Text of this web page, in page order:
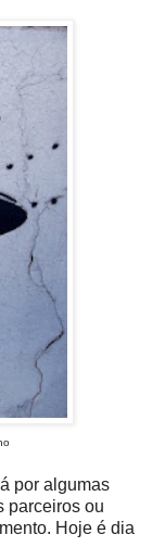
por algumas
parceiros ou
Hoje é dia